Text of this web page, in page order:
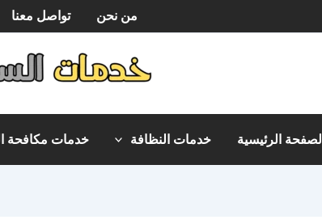
من نحن تواصل معنا
الصفحة الرئيسية خدمات النظافة خدمات مكافحة